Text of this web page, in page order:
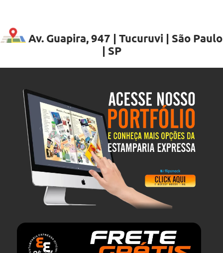
Av. Guapira, 947 | Tucuruvi | São Paulo
| SP